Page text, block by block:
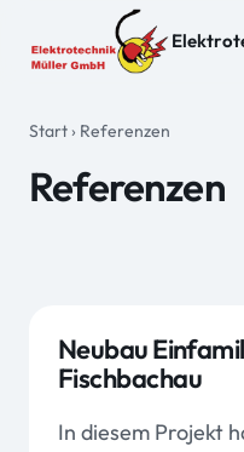
Zum Inhalt springen
Start› Referenzen
Referenzen
Neubau
Fischbachau
In diesem Projekt